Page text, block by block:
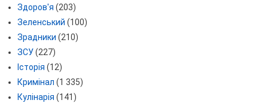
Здоров'я (203)
Зеленський (100)
Зрадники (210)
ЗСУ(227)
Історія (12)
Кримінал (1 335)
Кулінарія (141)